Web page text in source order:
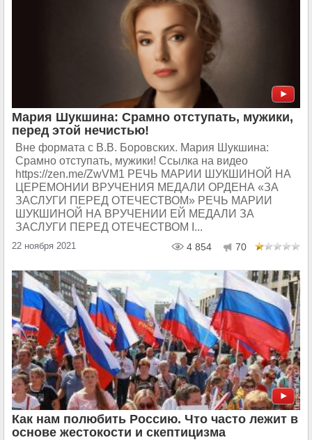
Мария Шукшина: Срамно отступать, мужики,
перед этой нечистью!
Вне формата с В.В. Боровских. Мария Шукшина:
Срамно отступать, мужики! Ссылка на видео
https://zen.me/ZwVM1 РЕЧЬ МАРИИ ШУКШИНОЙ НА
ЦЕРЕМОНИИ ВРУЧЕНИЯ МЕДАЛИ ОРДЕНА «ЗА
ЗАСЛУГИ ПЕРЕД ОТЕЧЕСТВОМ» РЕЧЬ МАРИИ
ШУКШИНОЙ НА ВРУЧЕНИИ ЕЙ МЕДАЛИ ЗА
ЗАСЛУГИ ПЕРЕД ОТЕЧЕСТВОМ I...
22 ноября 2021 4 854 70
Как нам полюбить Россию. Что часто лежит в
основе жестокости и скептицизма